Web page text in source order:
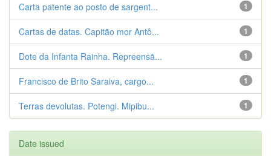
1
Carta patente ao posto de sargent...
1
Cartas de datas. Capitão mor Antô...
1
Dote da Infanta Rainha. Repreensã...
1
Francisco de Brito Saraiva, cargo...
1
Terras devolutas. Potengi. Mipibu...
Date issued